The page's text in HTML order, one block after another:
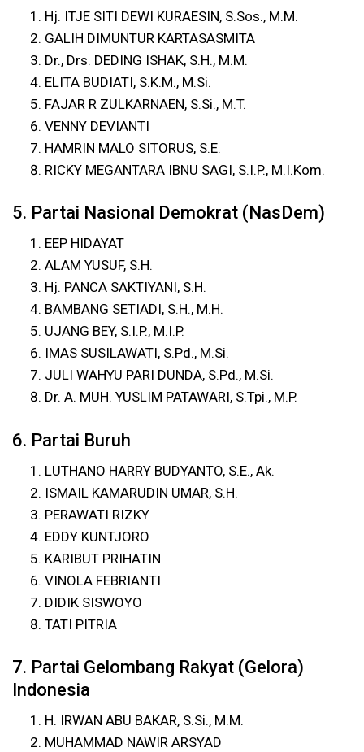
Hj. ITJE SITI DEWI KURAESIN, S.Sos., M.M.
GALIH DIMUNTUR KARTASASMITA
Dr., Drs. DEDING ISHAK, S.H., M.M.
ELITA BUDIATI, S.K.M., M.Si.
FAJAR R ZULKARNAEN, S.Si., M.T.
VENNY DEVIANTI
HAMRIN MALO SITORUS, S.E.
RICKY MEGANTARA IBNU SAGI, S.I.P., M.I.Kom.
5. Partai Nasional Demokrat (NasDem)
EEP HIDAYAT
ALAM YUSUF, S.H.
Hj. PANCA SAKTIYANI, S.H.
BAMBANG SETIADI, S.H., M.H.
UJANG BEY, S.I.P., M.I.P.
IMAS SUSILAWATI, S.Pd., M.Si.
JULI WAHYU PARI DUNDA, S.Pd., M.Si.
Dr. A. MUH. YUSLIM PATAWARI, S.Tpi., M.P.
6. Partai Buruh
LUTHANO HARRY BUDYANTO, S.E., Ak.
ISMAIL KAMARUDIN UMAR, S.H.
PERAWATI RIZKY
EDDY KUNTJORO
KARIBUT PRIHATIN
VINOLA FEBRIANTI
DIDIK SISWOYO
TATI PITRIA
7. Partai Gelombang Rakyat (Gelora)
Indonesia
H. IRWAN ABU BAKAR, S.Si., M.M.
MUHAMMAD NAWIR ARSYAD